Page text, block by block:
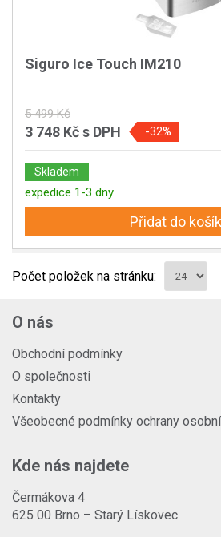
Siguro Ice Touch IM210
5 499 Kč
3 748 Kčs DPH -32%
Skladem
expedice 1-3 dny
Přidat do
Počet položek na stránku:
O nás
Obchodní podmínky
O společnosti
Kontakty
Všeobecné podmínky ochrany
Kde nás najdete
Čermákova 4
625 00 Brno – Starý Lískovec